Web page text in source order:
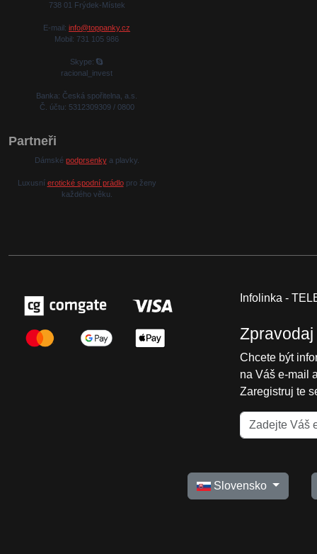
738 01 Frýdek-Místek
E-mail: info@toppanky.cz
Mobil: 731 105 986
Skype:
racional_invest
Banka: Česká spořitelna, a.s.
Č. účtu: 5312309309 / 0800
Partneři
Dámské podprsenkya plavky.
Luxusní erotické spodní prádlopro ženy
každého věku.
Infolinka -
Zpravodaj
Chcete být
na Váš e-mail
Zaregistruj te
Slovensko